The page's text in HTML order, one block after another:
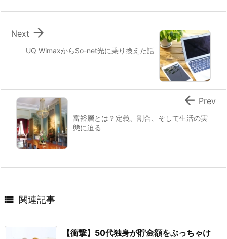
UQ WimaxからSo-net光に乗り換えた話

Next
富裕層とは？定義、割合、そして生活の実
態に迫る
 Prev
 関連記事
【衝撃】50代独身が貯金額をぶっちゃけ